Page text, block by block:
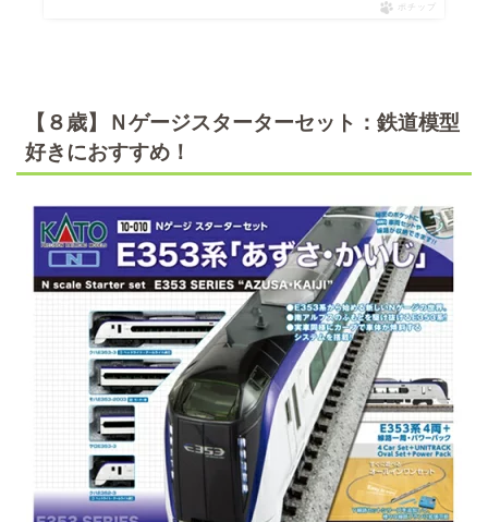
ポチップ
【８歳】Ｎゲージスターターセット：鉄道模型
好きにおすすめ！